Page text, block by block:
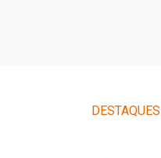
DESTAQUES